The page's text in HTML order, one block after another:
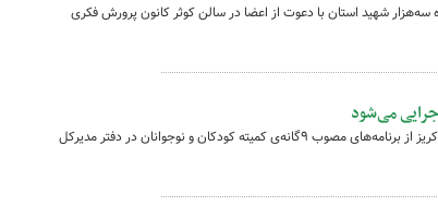
شهید استان با دعوت از اعضا در سالن کوثر کانون پرورش فکری
می‌شود
نشست هم‌اندیشی عوامل اجرایی تئاتر صحنه‌ای روایت خاکریز از برنامه‌های مصوب ۹گانه‌ی کمیته کودکان و نوجوانان در دفتر مدیرکل